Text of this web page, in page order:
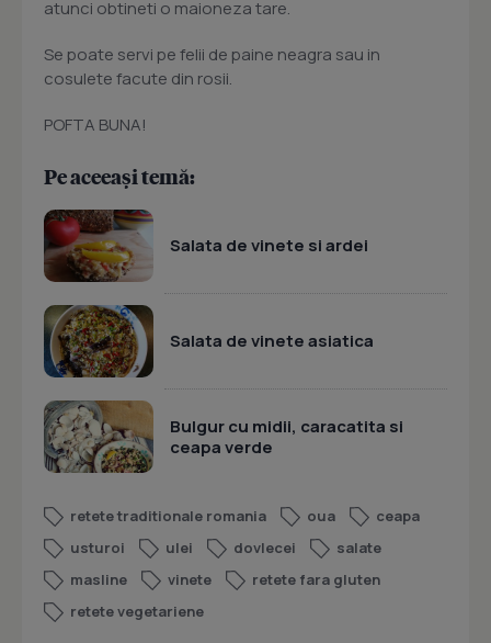
atunci obtineti o maioneza tare.
Se poate servi pe felii de paine neagra sau in
cosulete facute din rosii.
POFTA BUNA!
Pe aceeași temă:
Salata de vinete si ardei
Salata de vinete asiatica
Bulgur cu midii, caracatita si
ceapa verde
retete traditionale romania oua
ceapa
usturoi
ulei dovlecei
salate
masline
vinete
retete fara gluten
retete vegetariene